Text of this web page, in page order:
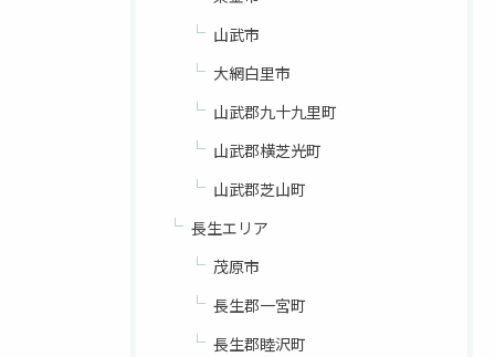
山武市
大網白里市
山武郡九十九里町
山武郡横芝光町
山武郡芝山町
長生エリア
茂原市
長生郡一宮町
長生郡睦沢町